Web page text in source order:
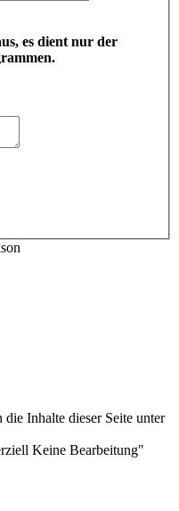
es dient nur der
die Inhalte dieser Seite unter